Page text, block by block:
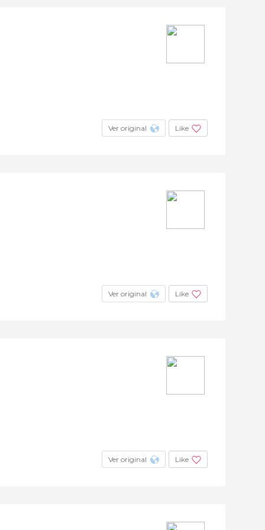
Ver original Like
Ver original Like
Ver original Like